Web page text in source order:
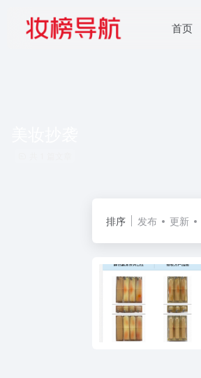
首页
排序 发布 更新